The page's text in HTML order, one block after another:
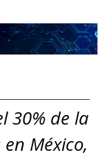
30% de la
México,